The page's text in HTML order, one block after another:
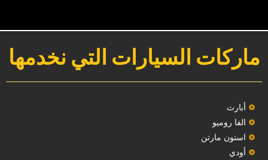
ماركات السيارات التي نخدمها
‏أبارث‏
الفا روميو
استون مارتن
أودي